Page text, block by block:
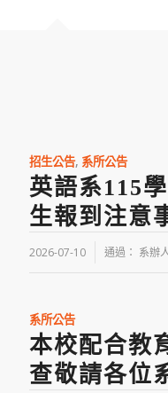
招生公告, 系所公告
英語系115
生報到注意
2026-07-10 通過： 系辦
系所公告
本校配合教
查敬請各位